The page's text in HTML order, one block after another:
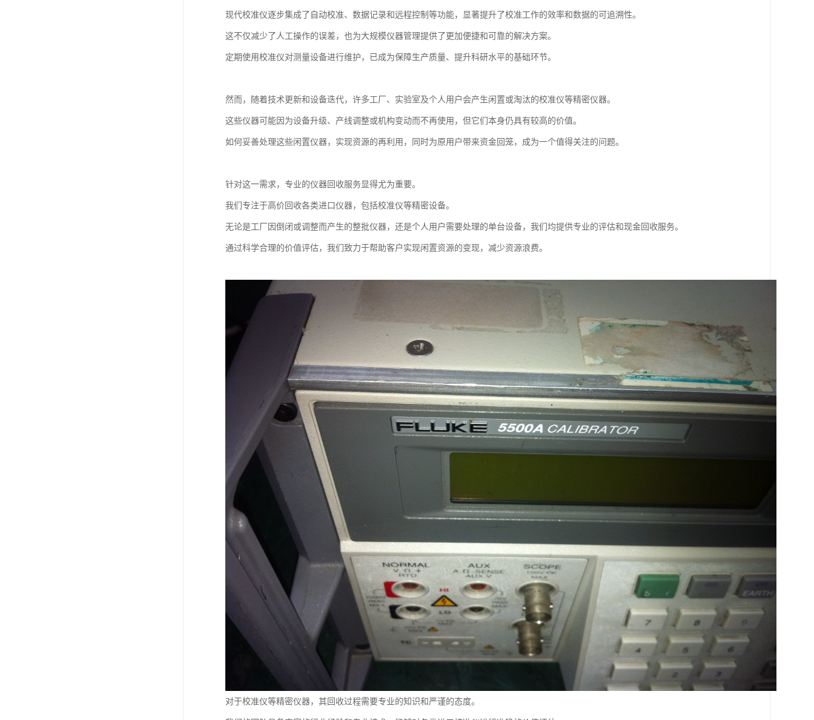
现代校准仪逐步集成了自动校准、数据记录和远程控制等功能，显著提升了校准工作的效率和数据的可追溯性。
这不仅减少了人工操作的误差，也为大规模仪器管理提供了更加便捷和可靠的解决方案。
定期使用校准仪对测量设备进行维护，已成为保障生产质量、提升科研水平的基础环节。
然而，随着技术更新和设备迭代，许多工厂、实验室及个人用户会产生闲置或淘汰的校准仪等精密仪器。
这些仪器可能因为设备升级、产线调整或机构变动而不再使用，但它们本身仍具有较高的价值。
如何妥善处理这些闲置仪器，实现资源的再利用，同时为原用户带来资金回笼，成为一个值得关注的问题。
针对这一需求，专业的仪器回收服务显得尤为重要。
我们专注于高价回收各类进口仪器，包括校准仪等精密设备。
无论是工厂因倒闭或调整而产生的整批仪器，还是个人用户需要处理的单台设备，我们均提供专业的评估和现金回收服务。
通过科学合理的价值评估，我们致力于帮助客户实现闲置资源的变现，减少资源浪费。
对于校准仪等精密仪器，其回收过程需要专业的知识和严谨的态度。